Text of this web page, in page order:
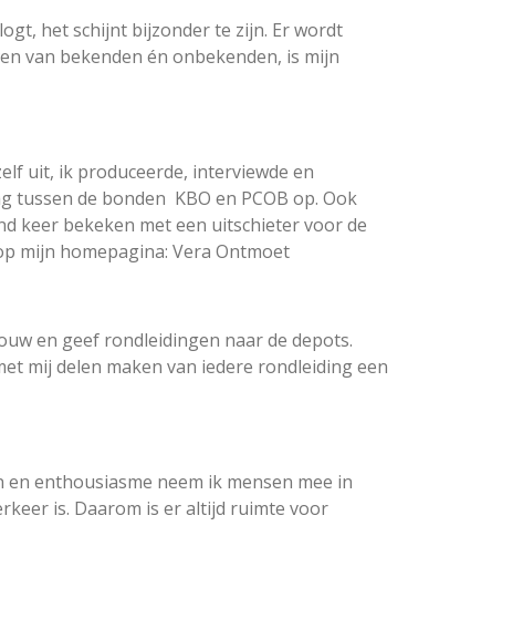
het schijnt bijzonder te zijn. Er wordt
van bekenden én onbekenden, is mijn
uit, ik produceerde, interviewde en
tussen de bonden KBO en PCOB op. Ook
keer bekeken met een uitschieter voor de
mijn homepagina: Vera Ontmoet
en geef rondleidingen naar de depots.
mij delen maken van iedere rondleiding een
enthousiasme neem ik mensen mee in
is. Daarom is er altijd ruimte voor